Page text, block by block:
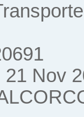
21 Nov